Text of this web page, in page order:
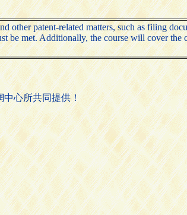
other patent-related matters, such as filing
be met. Additionally, the course will cover the
中心所共同提供！